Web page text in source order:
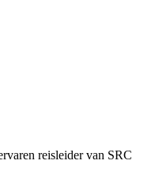
reisleider van SRC